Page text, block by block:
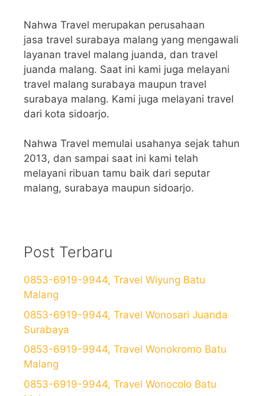
Nahwa Travel merupakan perusahaan
jasa travel surabaya malang yang mengawali
layanan travel malang juanda, dan travel
juanda malang. Saat ini kami juga melayani
travel malang surabaya maupun travel
surabaya malang. Kami juga melayani travel
dari kota sidoarjo.
Nahwa Travel memulai usahanya sejak tahun
2013, dan sampai saat ini kami telah
melayani ribuan tamu baik dari seputar
malang, surabaya maupun sidoarjo.
Post Terbaru
0853-6919-9944, Travel Wiyung Batu
Malang
0853-6919-9944, Travel Wonosari Juanda
Surabaya
0853-6919-9944, Travel Wonokromo Batu
Malang
0853-6919-9944, Travel Wonocolo Batu